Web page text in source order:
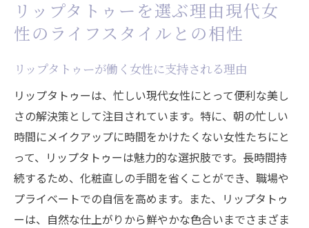
リップタトゥーを選ぶ理由現代女
性のライフスタイルとの相性
リップタトゥーが働く女性に支持される理由
リップタトゥーは、忙しい現代女性にとって便利な美し
さの解決策として注目されています。特に、朝の忙しい
時間にメイクアップに時間をかけたくない女性たちにと
って、リップタトゥーは魅力的な選択肢です。長時間持
続するため、化粧直しの手間を省くことができ、職場や
プライベートでの自信を高めます。また、リップタトゥ
ーは、自然な仕上がりから鮮やかな色合いまでさまざま